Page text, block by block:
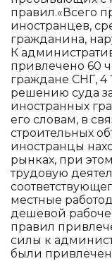
правил.«Всего
иностранцев,
гражданина,
К
привлечено 60
граждане СНГ, 4
решению суда
иностранных
его словам, в
строительных
иностранцы
рынках, при
трудовую
местные
дешевой
правил
силы к
были